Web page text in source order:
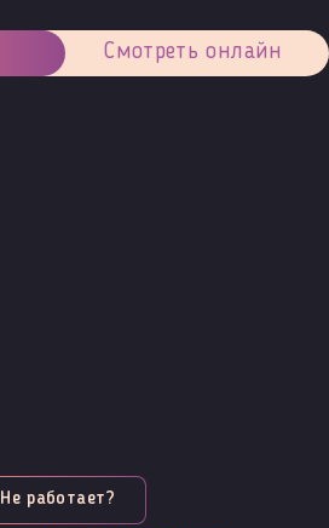
Смотреть онлайн
Не работает?